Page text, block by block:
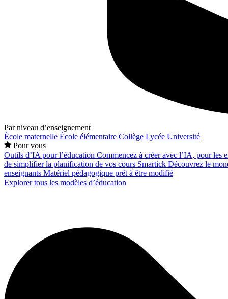
Par niveau d’enseignement
École maternelle École élémentaire Collège Lycée Université
Pour vous
Outils d’IA pour l’éducation Commencez à créer avec l’IA, pour les
de simplifier la planification de vos cours Smartick Découvrez le
enseignants Matériel pédagogique prêt à être modifié
Explorer tous les modèles d’éducation